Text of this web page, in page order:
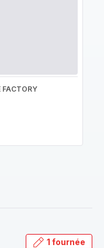
FACTORY
1 fournée